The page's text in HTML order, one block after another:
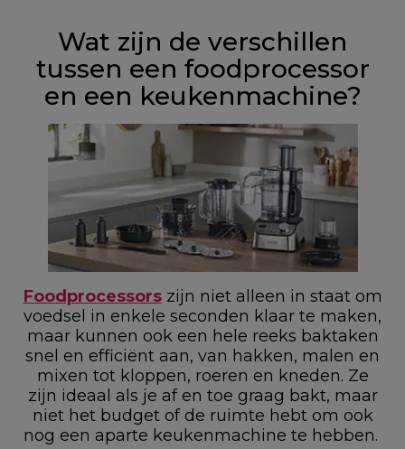
Wat zijn de verschillen
tussen een foodprocessor
en een keukenmachine?
Foodprocessorszijn niet alleen in staat om
voedsel in enkele seconden klaar te maken,
maar kunnen ook een hele reeks baktaken
snel en efficiënt aan, van hakken, malen en
mixen tot kloppen, roeren en kneden. Ze
zijn ideaal als je af en toe graag bakt, maar
niet het budget of de ruimte hebt om ook
nog een aparte keukenmachine te hebben.